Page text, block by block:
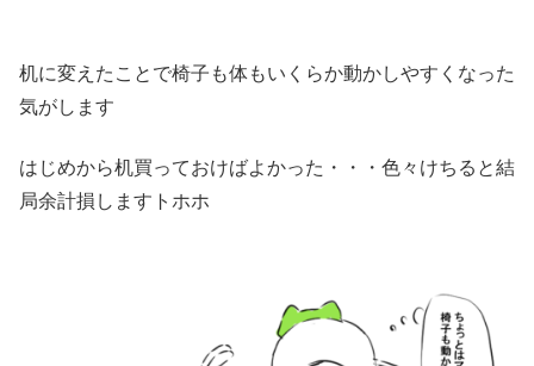
机に変えたことで椅子も体もいくらか動かしやすくなった
気がします
はじめから机買っておけばよかった・・・色々けちると結
局余計損しますトホホ